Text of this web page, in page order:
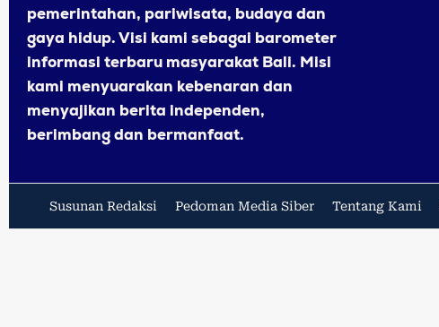
pemerintahan, pariwisata, budaya dan
gaya hidup. Visi kami sebagai barometer
informasi terbaru masyarakat Bali. Misi
kami menyuarakan kebenaran dan
menyajikan berita independen,
berimbang dan bermanfaat.
Susunan Redaksi Pedoman Media Siber Tentang Kami